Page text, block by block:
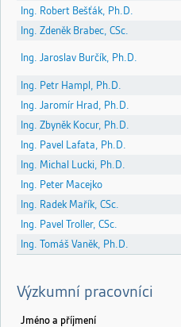
Ing. Robert Bešťák, Ph.D.
Ing. Zdeněk Brabec, CSc.
Ing. Jaroslav Burčík, Ph.D.
Ing. Petr Hampl, Ph.D.
Ing. Jaromír Hrad, Ph.D.
Ing. Zbyněk Kocur, Ph.D.
Ing. Pavel Lafata, Ph.D.
Ing. Michal Lucki, Ph.D.
Ing. Peter Macejko
Ing. Radek Mařík, CSc.
Ing. Pavel Troller, CSc.
Ing. Tomáš Vaněk, Ph.D.
Výzkumní pracovníci
Jméno a příjmení